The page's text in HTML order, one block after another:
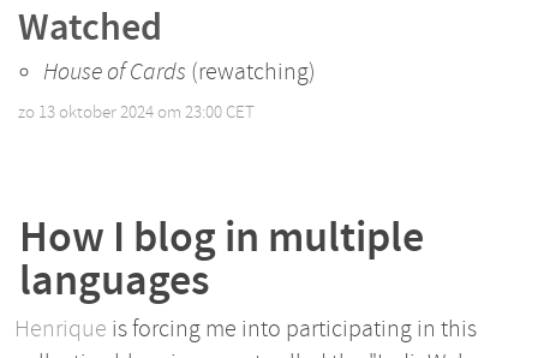
Watched
House of Cards (rewatching)
zo 13 oktober 2024 om 23:00 CET
How I blog in multiple
languages
Henrique is forcing me into participating in this